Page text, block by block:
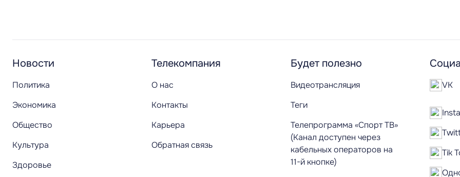
Новости
Политика
Экономика
Общество
Культура
Здоровье
Телекомпания
О нас
Контакты
Карьера
Обратная связь
Будет полезно
Видеотрансляция
Теги
Телепрограмма «Спорт ТВ»
(Канал доступен через
кабельных операторов на
11-й кнопке)
VK
Tik